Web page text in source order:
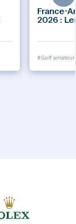
France-
2026 :
#Golf amateur